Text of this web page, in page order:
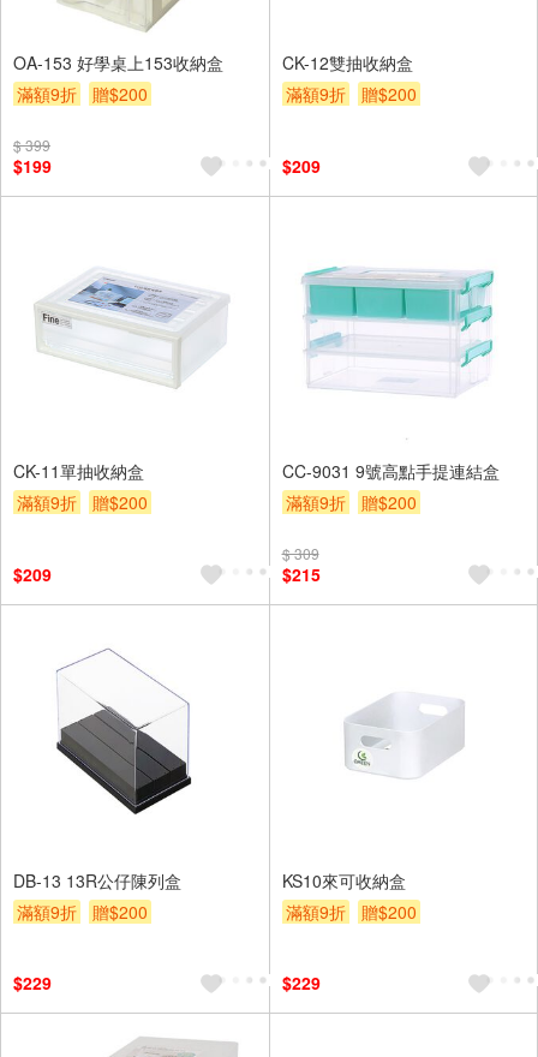
OA-153 好學桌上153收納盒
滿額9折
贈$200
$ 399
$199
CK-12雙抽收納盒
滿額9折
贈$200
$209
CK-11單抽收納盒
滿額9折
贈$200
$209
CC-9031 9號高點手提連結盒
滿額9折
贈$200
$ 309
$215
DB-13 13R公仔陳列盒
滿額9折
贈$200
$229
KS10來可收納盒
滿額9折
贈$200
$229